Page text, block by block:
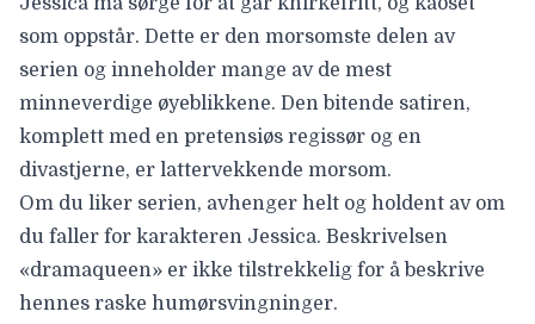
som oppstår. Dette er den morsomste delen av
serien og inneholder mange av de mest
minneverdige øyeblikkene. Den bitende satiren,
komplett med en pretensiøs regissør og en
divastjerne, er lattervekkende morsom.
Om du liker serien, avhenger helt og holdent av om
du faller for karakteren Jessica. Beskrivelsen
«dramaqueen» er ikke tilstrekkelig for å beskrive
hennes raske humørsvingninger.